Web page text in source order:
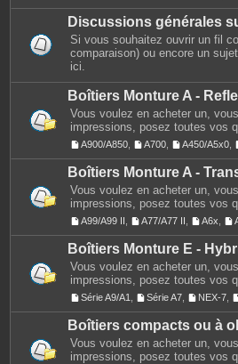
Discussions générales
Si vous souhaitez ouvrir un fil
comparaison) ou encore un
ici.
Boîtiers Monture A -
Vous voulez en acheter un,
impressions, posez toutes vos
A900/A850 A700 A450/A5x0
Boîtiers Monture A -
Vous voulez en acheter un,
impressions, posez toutes vos
A99/A99 II A77/A77 II A6x
Boîtiers Monture E -
Vous voulez en acheter un,
impressions, posez toutes vos
Série A9/A1 Série A7 NEX-7
Boîtiers compacts ou à
Vous voulez en acheter un,
impressions, posez toutes vos